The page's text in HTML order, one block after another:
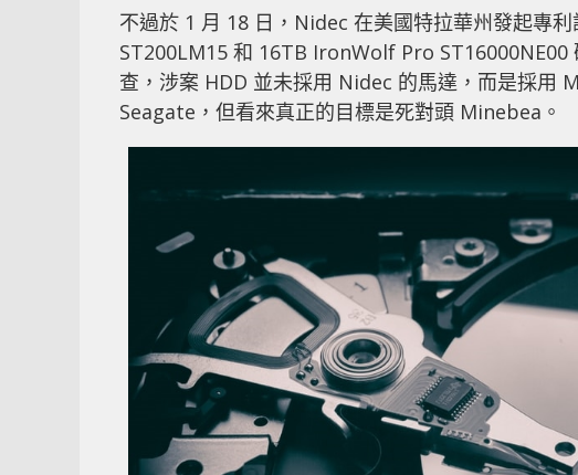
不過於 1 月 18 日，Nidec 在美國特拉華州發起專
ST200LM15 和 16TB IronWolf Pro ST16000NE00
查，涉案 HDD 並未採用 Nidec 的馬達，而是採用
Seagate，但看來真正的目標是死對頭 Minebea。